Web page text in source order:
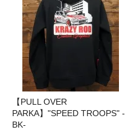
【PULL OVER
PARKA】"SPEED TROOPS" -
BK-